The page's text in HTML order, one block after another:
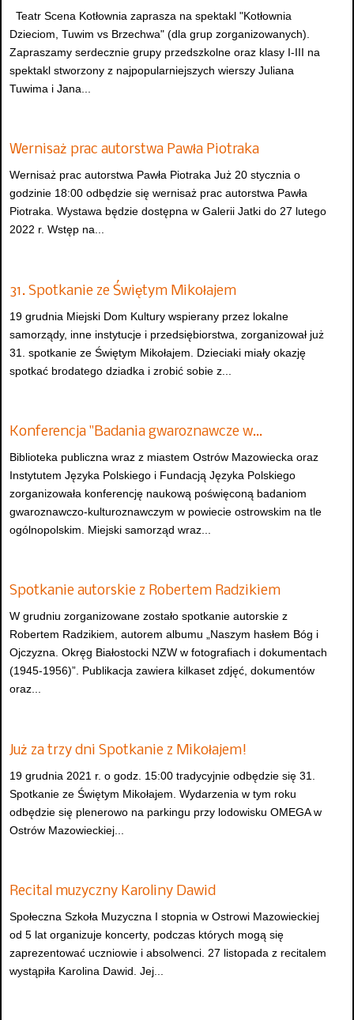
Teatr Scena Kotłownia zaprasza na spektakl "Kotłownia
Dzieciom, Tuwim vs Brzechwa" (dla grup zorganizowanych).
Zapraszamy serdecznie grupy przedszkolne oraz klasy I-III na
spektakl stworzony z najpopularniejszych wierszy Juliana
Tuwima i Jana...
Wernisaż prac autorstwa Pawła Piotraka
Wernisaż prac autorstwa Pawła Piotraka Już 20 stycznia o
godzinie 18:00 odbędzie się wernisaż prac autorstwa Pawła
Piotraka. Wystawa będzie dostępna w Galerii Jatki do 27 lutego
2022 r. Wstęp na...
31. Spotkanie ze Świętym Mikołajem
19 grudnia Miejski Dom Kultury wspierany przez lokalne
samorządy, inne instytucje i przedsiębiorstwa, zorganizował już
31. spotkanie ze Świętym Mikołajem. Dzieciaki miały okazję
spotkać brodatego dziadka i zrobić sobie z...
Konferencja "Badania gwaroznawcze w…
Biblioteka publiczna wraz z miastem Ostrów Mazowiecka oraz
Instytutem Języka Polskiego i Fundacją Języka Polskiego
zorganizowała konferencję naukową poświęconą badaniom
gwaroznawczo-kulturoznawczym w powiecie ostrowskim na tle
ogólnopolskim. Miejski samorząd wraz...
Spotkanie autorskie z Robertem Radzikiem
W grudniu zorganizowane zostało spotkanie autorskie z
Robertem Radzikiem, autorem albumu „Naszym hasłem Bóg i
Ojczyzna. Okręg Białostocki NZW w fotografiach i dokumentach
(1945-1956)”. Publikacja zawiera kilkaset zdjęć, dokumentów
oraz...
Już za trzy dni Spotkanie z Mikołajem!
19 grudnia 2021 r. o godz. 15:00 tradycyjnie odbędzie się 31.
Spotkanie ze Świętym Mikołajem. Wydarzenia w tym roku
odbędzie się plenerowo na parkingu przy lodowisku OMEGA w
Ostrów Mazowieckiej...
Recital muzyczny Karoliny Dawid
Społeczna Szkoła Muzyczna I stopnia w Ostrowi Mazowieckiej
od 5 lat organizuje koncerty, podczas których mogą się
zaprezentować uczniowie i absolwenci. 27 listopada z recitalem
wystąpiła Karolina Dawid. Jej...